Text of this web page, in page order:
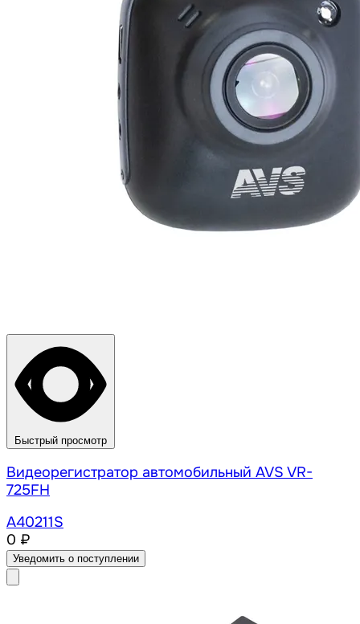
Быстрый просмотр
Видеорегистратор автомобильный AVS VR-
725FH
A40211S
0 ₽
Уведомить о поступлении